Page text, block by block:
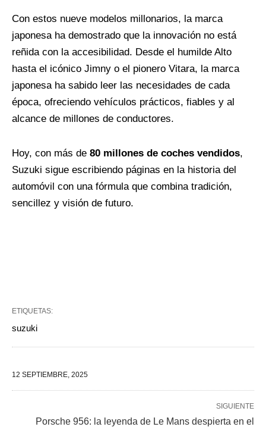
Con estos nueve modelos millonarios, la marca
japonesa ha demostrado que la innovación no está
reñida con la accesibilidad. Desde el humilde Alto
hasta el icónico Jimny o el pionero Vitara, la marca
japonesa ha sabido leer las necesidades de cada
época, ofreciendo vehículos prácticos, fiables y al
alcance de millones de conductores.
Hoy, con más de 80 millones de coches vendidos,
Suzuki sigue escribiendo páginas en la historia del
automóvil con una fórmula que combina tradición,
sencillez y visión de futuro.
ETIQUETAS:
suzuki
12 SEPTIEMBRE, 2025
SIGUIENTE
Porsche 956: la leyenda de Le Mans despierta en el